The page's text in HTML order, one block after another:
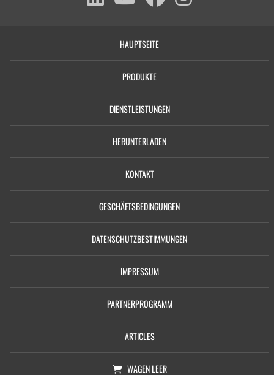
HAUPTSEITE
PRODUKTE
DIENSTLEISTUNGEN
HERUNTERLADEN
KONTAKT
GESCHÄFTSBEDINGUNGEN
DATENSCHUTZBESTIMMUNGEN
IMPRESSUM
PARTNERPROGRAMM
ARTICLES
WAGENLEER